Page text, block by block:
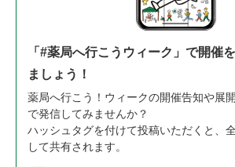
「#薬局へ行こうウィーク」で開催
ましょう！
薬局へ行こう！ウィークの開催告知や展
で発信してみませんか？
ハッシュタグを付けて投稿いただくと、
して共有されます。